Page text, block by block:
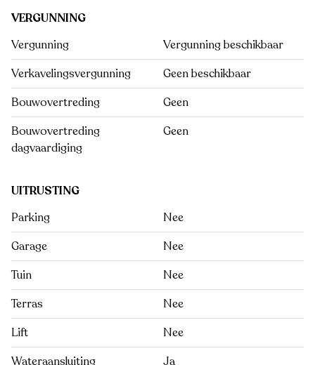
VERGUNNING
Vergunning
Vergunning beschikbaar
Verkavelingsvergunning
Geen beschikbaar
Bouwovertreding
Geen
Bouwovertreding
dagvaardiging
Geen
UITRUSTING
Parking
Nee
Garage
Nee
Tuin
Nee
Terras
Nee
Lift
Nee
Wateraansluiting
Ja